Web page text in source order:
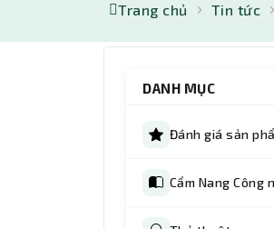
Trang chủ Tin tức
DANH MỤC
Đánh giá sản
Cẩm Nang Công